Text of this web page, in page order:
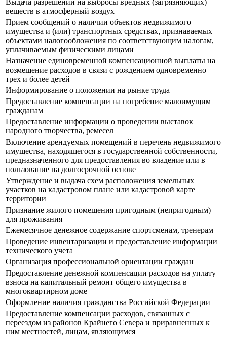
Выдача разрешений на выбросы вредных (загрязняющих)
веществ в атмосферный воздух
Прием сообщений о наличии объектов недвижимого
имущества и (или) транспортных средствах, признаваемых
объектами налогообложения по соответствующим налогам,
уплачиваемым физическими лицами
Назначение единовременной компенсационной выплаты на
возмещение расходов в связи с рождением одновременно
трех и более детей
Информирование о положении на рынке труда
Предоставление компенсации на погребение малоимущим
гражданам
Предоставление информации о проведении выставок
народного творчества, ремесел
Включение арендуемых помещений в перечень недвижимого
имущества, находящегося в государственной собственности,
предназначенного для предоставления во владение или в
пользование на долгосрочной основе
Утверждение и выдача схем расположения земельных
участков на кадастровом плане или кадастровой карте
территории
Признание жилого помещения пригодным (непригодным)
для проживания
Ежемесячное денежное содержание спортсменам, тренерам
Проведение инвентаризации и предоставление информации
технического учета
Организация профессиональной ориентации граждан
Предоставление денежной компенсации расходов на уплату
взноса на капитальный ремонт общего имущества в
многоквартирном доме
Оформление наличия гражданства Российской Федерации
Предоставление компенсации расходов, связанных с
переездом из районов Крайнего Севера и приравненных к
ним местностей, лицам, являющимся